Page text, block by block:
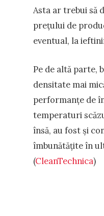
Asta ar trebui să
prețului de
eventual, la
Pe de altă parte,
densitate mai
performanțe de
temperaturi
însă, au fost și
îmbunătățite în
(CleanTechnica)